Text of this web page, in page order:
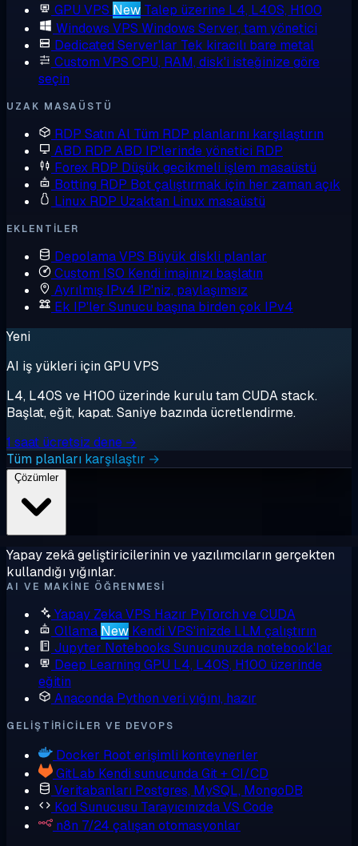
GPU VPS New Talep üzerine L4, L40S, H100
Windows VPS Windows Server, tam yönetici
Dedicated Server'lar Tek kiracılı bare metal
Custom VPS CPU, RAM, disk'i isteğinize göre
seçin
UZAK MASAÜSTÜ
RDP Satın Al Tüm RDP planlarını karşılaştırın
ABD RDP ABD IP'lerinde yönetici RDP
Forex RDP Düşük gecikmeli işlem masaüstü
Botting RDP Bot çalıştırmak için her zaman açık
Linux RDP Uzaktan Linux masaüstü
EKLENTILER
Depolama VPS Büyük diskli planlar
Custom ISO Kendi imajınızı başlatın
Ayrılmış IPv4 IP'niz, paylaşımsız
Ek IP'ler Sunucu başına birden çok IPv4
Yeni
AI iş yükleri için GPU VPS
L4, L40S ve H100 üzerinde kurulu tam CUDA stack.
Başlat, eğit, kapat. Saniye bazında ücretlendirme.
1 saat ücretsiz dene →
Tüm planları karşılaştır →
Çözümler
Yapay zekâ geliştiricilerinin ve yazılımcıların gerçekten
kullandığı yığınlar.
AI VE MAKINE ÖĞRENMESI
Yapay Zeka VPS Hazır PyTorch ve CUDA
Ollama New Kendi VPS'inizde LLM çalıştırın
Jupyter Notebooks Sunucunuzda notebook'lar
Deep Learning GPU L4, L40S, H100 üzerinde
eğitin
Anaconda Python veri yığını, hazır
GELIŞTIRICILER VE DEVOPS
Docker Root erişimli konteynerler
GitLab Kendi sunucunda Git + CI/CD
Veritabanları Postgres, MySQL, MongoDB
Kod Sunucusu Tarayıcınızda VS Code
n8n 7/24 çalışan otomasyonlar